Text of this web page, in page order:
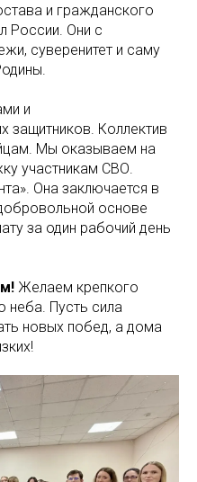
и гражданского
России. Они с
суверенитет и саму
и
Коллектив
Мы оказываем на
участникам СВО.
Она заключается в
основе
за один рабочий день
Желаем крепкого
неба. Пусть сила
новых побед, а дома